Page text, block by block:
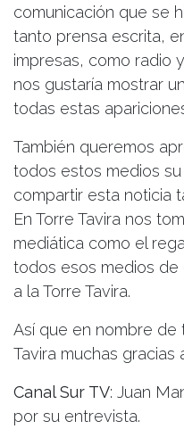
comunicación que se
tanto prensa escrita,
impresas, como radio
nos gustaría mostrar
todas estas
También queremos
todos estos medios
compartir esta noticia
En Torre Tavira nos
mediática como el
todos esos medios de
a la Torre Tavira.
Así que en nombre de
Tavira muchas gracias
Canal Sur TV: Juan
por su entrevista.